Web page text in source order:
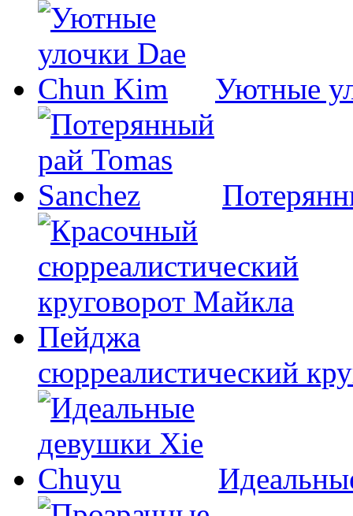
Уютные
сюрреалистический